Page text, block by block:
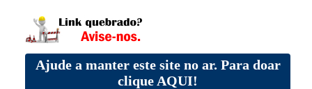
Ajude a manter este site no ar. Para doar
clique AQUI!